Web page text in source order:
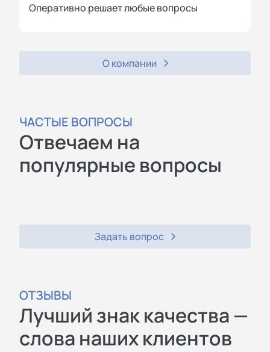
Оперативно решает любые вопросы
О компании
ЧАСТЫЕ ВОПРОСЫ
Отвечаем на
популярные вопросы
Задать вопрос
ОТЗЫВЫ
Лучший знак качества —
слова наших клиентов